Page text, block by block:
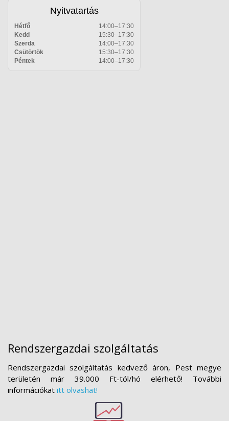
Nyitvatartás
Hétfő
14:00–17:30
Kedd
15:30–17:30
Szerda
14:00–17:30
Csütörtök
15:30–17:30
Péntek
14:00–17:30
Rendszergazdai szolgáltatás
Rendszergazdai szolgáltatás kedvező áron, Pest megye
területén már 39.000 Ft-tól/hó elérhető! További
információkat itt olvashat!